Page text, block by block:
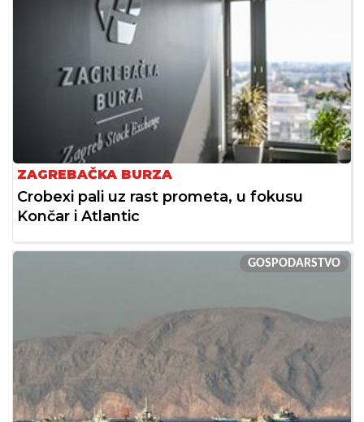
ZAGREBAČKA BURZA
Crobexi pali uz rast prometa, u fokusu
Končar i Atlantic
GOSPODARSTVO